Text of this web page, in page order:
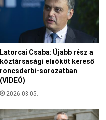
Latorcai Csaba: Újabb rész a
köztársasági elnököt kereső
roncsderbi-sorozatban
(VIDEÓ)
2026.08.05.